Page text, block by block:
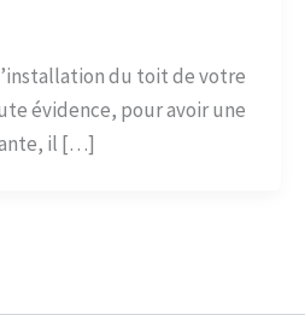
du toit de votre
évidence, pour avoir une
il […]